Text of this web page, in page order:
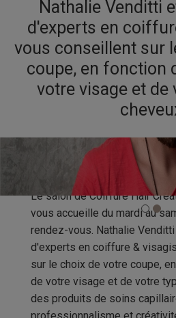
Nathalie Venditti
d'experts en
vous conseillent sur
coupe, en fonction
votre visage et de
Qui sommes-nous ?
Le salon de Coiffure Hair
vous accueille du mardi au
rendez-vous. Nathalie
d'experts en coiffure &
sur le choix de votre coupe,
de votre visage et de votre
des produits de soins